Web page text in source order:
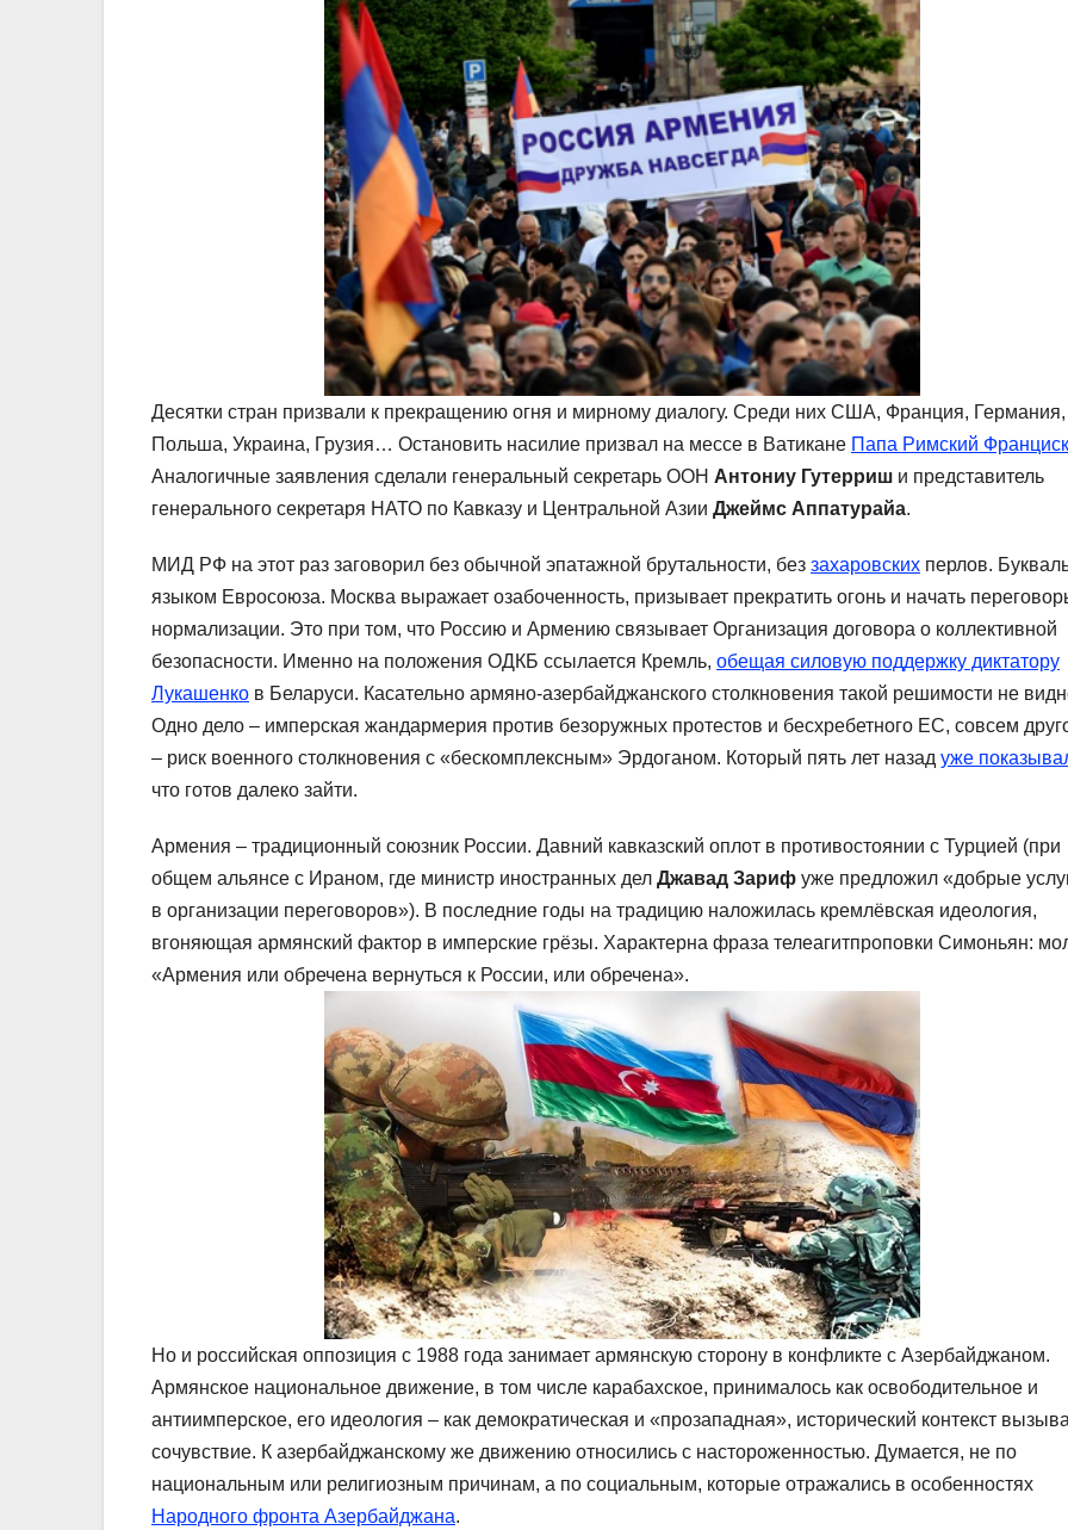
Десятки стран призвали к прекращению огня и мирному диалогу. Среди них США, Франция, Германия,
Польша, Украина, Грузия… Остановить насилие призвал на мессе в Ватикане Папа Римский
Аналогичные заявления сделали генеральный секретарь ООН Антониу Гутерриш и представитель
генерального секретаря НАТО по Кавказу и Центральной Азии Джеймс Аппатурайа.
МИД РФ на этот раз заговорил без обычной эпатажной брутальности, без захаровских перлов.
языком Евросоюза. Москва выражает озабоченность, призывает прекратить огонь и начать
нормализации. Это при том, что Россию и Армению связывает Организация договора о коллективной
безопасности. Именно на положения ОДКБ ссылается Кремль, обещая силовую поддержку диктатору
Лукашенко в Беларуси. Касательно армяно-азербайджанского столкновения такой решимости не
Одно дело – имперская жандармерия против безоружных протестов и бесхребетного ЕС, совсем
– риск военного столкновения с «бескомплексным» Эрдоганом. Который пять лет назад уже
что готов далеко зайти.
Армения – традиционный союзник России. Давний кавказский оплот в противостоянии с Турцией (при
общем альянсе с Ираном, где министр иностранных дел Джавад Зариф уже предложил «добрые
в организации переговоров»). В последние годы на традицию наложилась кремлёвская идеология,
вгоняющая армянский фактор в имперские грёзы. Характерна фраза телеагитпроповки Симоньян:
«Армения или обречена вернуться к России, или обречена».
Но и российская оппозиция с 1988 года занимает армянскую сторону в конфликте с Азербайджаном.
Армянское национальное движение, в том числе карабахское, принималось как освободительное и
антиимперское, его идеология – как демократическая и «прозападная», исторический контекст
сочувствие. К азербайджанскому же движению относились с настороженностью. Думается, не по
национальным или религиозным причинам, а по социальным, которые отражались в особенностях
Народного фронта Азербайджана.